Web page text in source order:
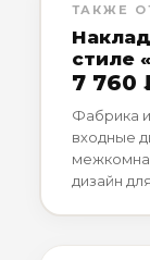
ТАКЖЕ
стиле
7 760
Фабрика
входные
дизайн